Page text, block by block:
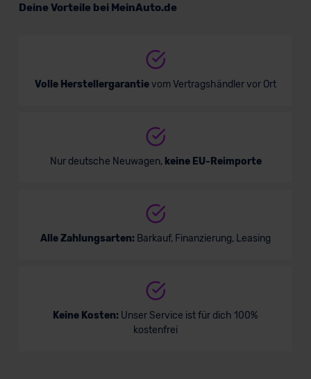
Deine Vorteile bei MeinAuto.de
Volle Herstellergarantievom Vertragshändler vor Ort
Nur deutsche Neuwagen, keine EU-Reimporte
Alle Zahlungsarten: Barkauf, Finanzierung, Leasing
Keine Kosten: Unser Service ist für dich 100%
kostenfrei